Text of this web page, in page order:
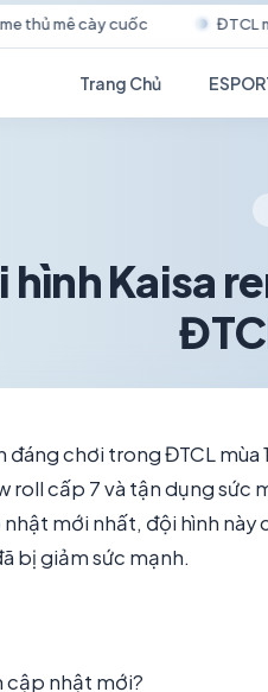
ĐTCL mùa 18: Tộc Quái
Trang Chủ
Kaisa
đáng chơi trong ĐTCL mùa
roll cấp 7 và tận dụng sức
mới nhất, đội hình này
bị giảm sức mạnh.
cập nhật mới?